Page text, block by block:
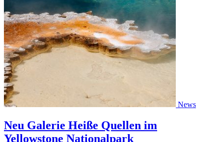
News
Neu Galerie Heiße Quellen im
Yellowstone Nationalpark